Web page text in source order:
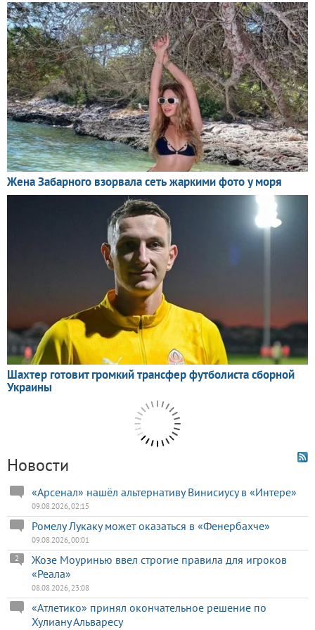
Новости
«Арсенал» нашёл альтернативу Винисиусу в «Интере»
09.08.2026, 02:15
Ромелу Лукаку может оказаться в «Фенербахче»
09.08.2026, 00:01
Жозе Моуринью ввел строгие правила для игроков
«Реала»
2
08.08.2026, 23:08
«Атлетико» принял окончательное решение по
Хулиану Альваресу